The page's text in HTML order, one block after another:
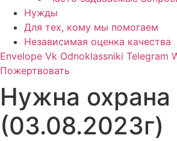
Нужды
Для тех, кому мы помогаем
Независимая оценка качества
Envelope Vk Odnoklassniki Telegram
Пожертвовать
Нужна охрана
(03.08.2023г)